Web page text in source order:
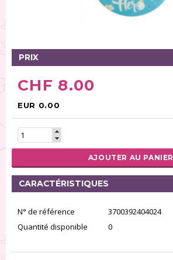
PRIX
CHF 8.00
EUR 0.00
AJOUTER AU PANIER
CARACTÉRISTIQUES
N° de référence
3700392404024
Quantité disponible
0